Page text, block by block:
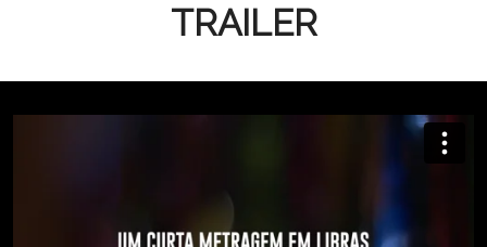
TRAILER